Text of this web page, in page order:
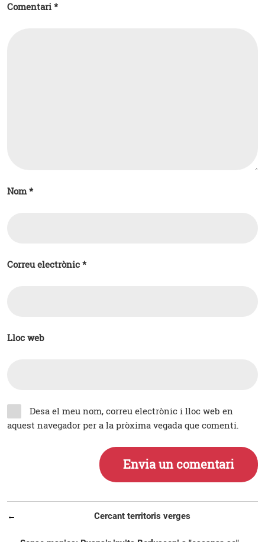
Comentari*
Nom*
Correu electrònic*
Lloc web
Desa el meu nom, correu electrònic i lloc web en
aquest navegador per a la pròxima vegada que comenti.
Navegació
d'entrades
Entrada
Cercant territoris verges